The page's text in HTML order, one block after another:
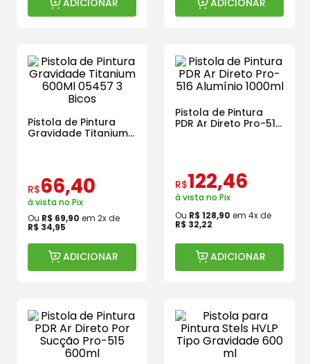
Pistola de Pintura
Gravidade Titanium
R$66,40
à vista no Pix
Ou R$ 69,90 em 2x de
R$ 34,95
ADICIONAR
Pistola de Pintura
PDR Ar Direto Pro-516
R$122,46
à vista no Pix
Ou R$ 128,90 em 4x de
R$ 32,22
ADICIONAR